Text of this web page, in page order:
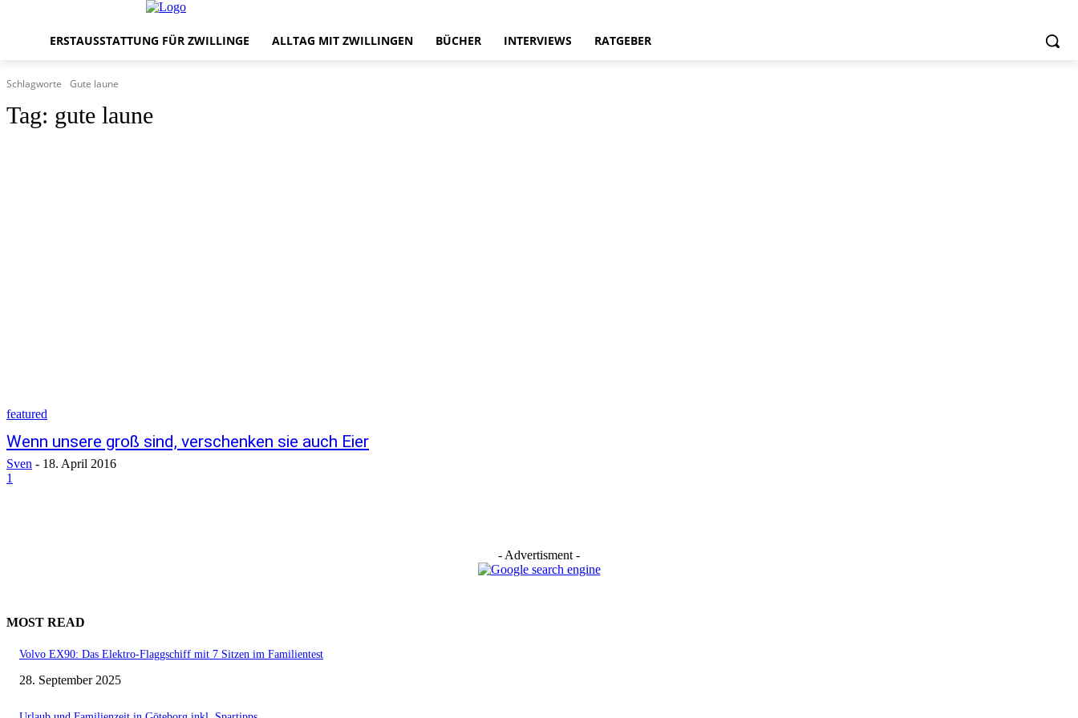
ERSTAUSSTATTUNG FÜR ZWILLINGE ALLTAG MIT ZWILLINGEN BÜCHER INTERVIEWS RATGEBER
Schlagworte Gute laune
Tag: gute laune
featured
Wenn unsere groß sind, verschenken sie auch Eier
Sven - 18. April 2016
1
- Advertisment -
MOST READ
Volvo EX90: Das Elektro-Flaggschiff mit 7 Sitzen im Familientest
28. September 2025